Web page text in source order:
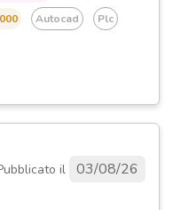
Autocad Plc
il 03/08/26